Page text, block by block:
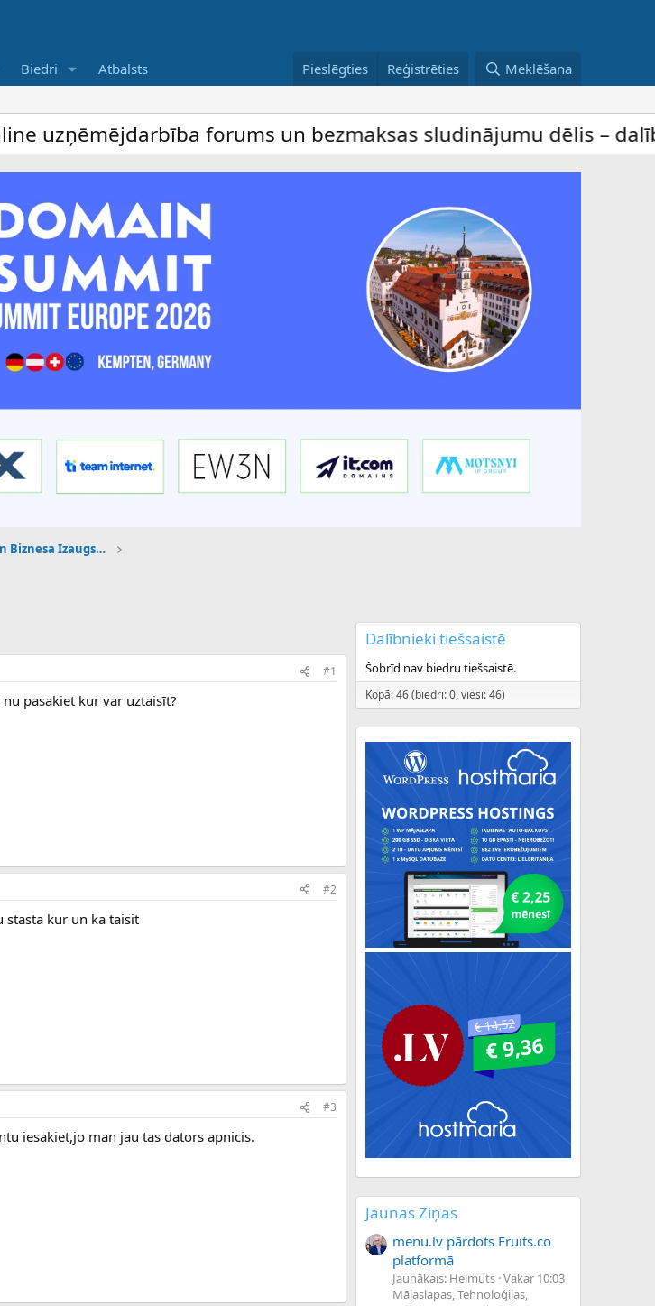
Biedri Atbalsts Pieslēgties Reģistrēties Meklēšana
forums un bezmaksas sludinājumu dēlis – dalība ir bez
Online Uzņēmējdarbība un Biznesa Izaugsme
#1
pasakiet kur var uztaisīt?
#2
stasta kur un ka taisit
#3
iesakiet,jo man jau tas dators apnicis.
Dalībnieki tiešsaistē
Šobrīd nav biedru tiešsaistē.
Kopā: 46 (biedri: 0, viesi: 46)
Jaunas Ziņas
menu.lv pārdots Fruits.co
platformā
Jaunākais: Helmuts Vakar 10:03
Mājaslapas, Tehnoloģijas,